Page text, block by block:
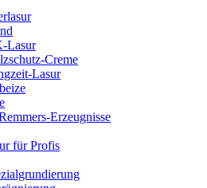
Lasur
Creme
Lasur
Erzeugnisse
für Profis